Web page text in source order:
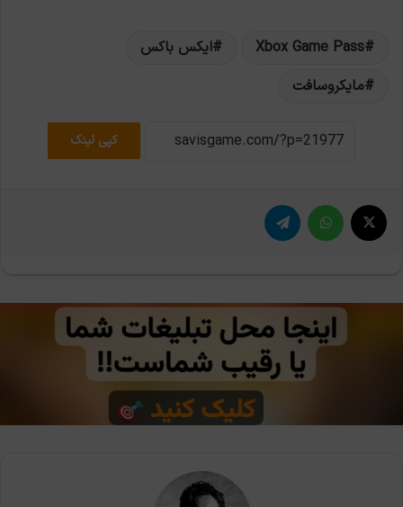
Xbox Game Pass
ایکس باکس
مایکروسافت
کپی لینک